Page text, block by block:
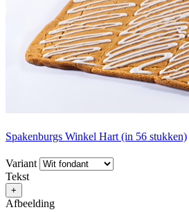
Spakenburgs Winkel Hart (in 56 stukken)
Variant
Tekst
+
Afbeelding